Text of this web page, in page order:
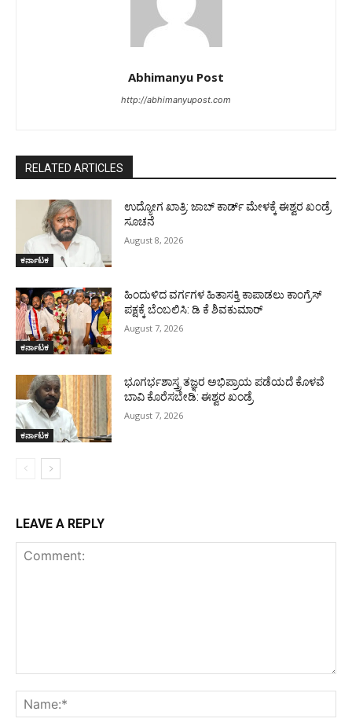
Abhimanyu Post
http://abhimanyupost.com
RELATED ARTICLES
ಕರ್ನಾಟಕ
ಉದ್ಯೋಗ ಖಾತ್ರಿ: ಜಾಬ್ ಕಾರ್ಡ್ ಮೇಳಕ್ಕೆ ಈಶ್ವರ ಖಂಡ್ರೆ
ಸೂಚನೆ
August 8, 2026
ಕರ್ನಾಟಕ
ಹಿಂದುಳಿದ ವರ್ಗಗಳ ಹಿತಾಸಕ್ತಿ ಕಾಪಾಡಲು ಕಾಂಗ್ರೆಸ್
ಪಕ್ಷಕ್ಕೆ ಬೆಂಬಲಿಸಿ: ಡಿ ಕೆ ಶಿವಕುಮಾರ್
August 7, 2026
ಕರ್ನಾಟಕ
ಭೂಗರ್ಭಶಾಸ್ತ್ರ ತಜ್ಞರ ಅಭಿಪ್ರಾಯ ಪಡೆಯದೆ ಕೊಳವೆ
ಬಾವಿ ಕೊರೆಸಬೇಡಿ: ಈಶ್ವರ ಖಂಡ್ರೆ
August 7, 2026
LEAVE A REPLY